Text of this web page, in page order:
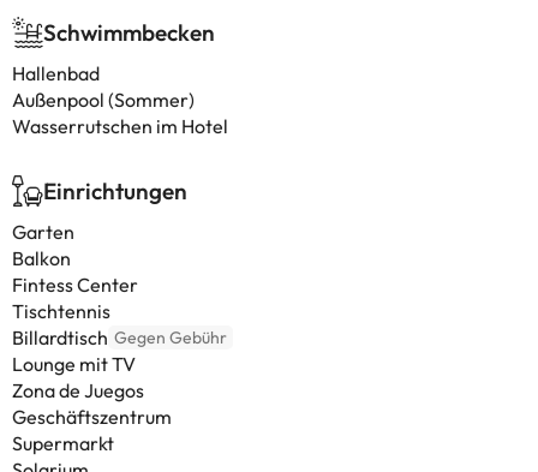
Schwimmbecken
Hallenbad
Außenpool (Sommer)
Wasserrutschen im Hotel
Einrichtungen
Garten
Balkon
Fintess Center
Tischtennis
Billardtisch Gegen Gebühr
Lounge mit TV
Zona de Juegos
Geschäftszentrum
Supermarkt